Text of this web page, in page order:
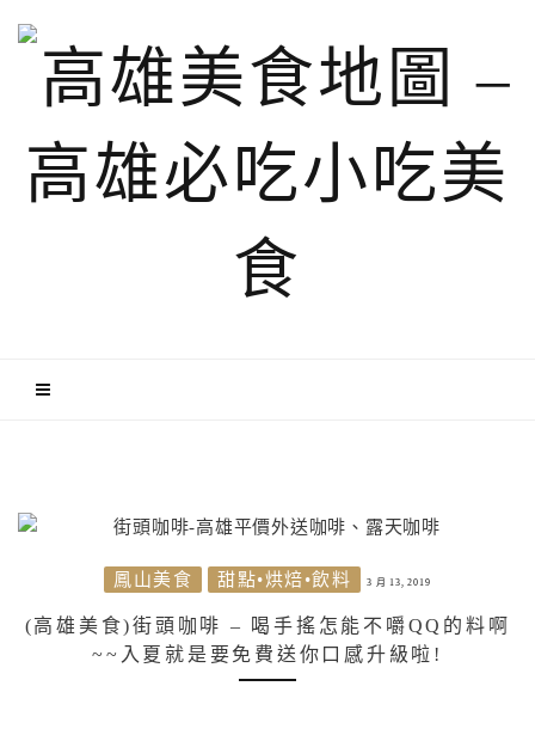
鳳山美食 甜點•烘焙•飲料 3 月 13, 2019
(高雄美食)街頭咖啡 – 喝手搖怎能不嚼QQ的料啊
~~入夏就是要免費送你口感升級啦!